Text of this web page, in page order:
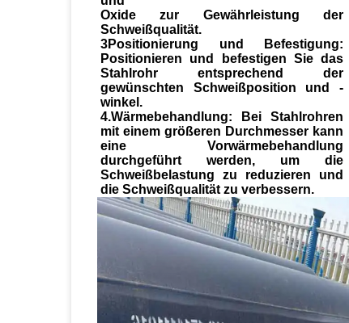
Oxide zur Gewährleistung der
Schweißqualität.
3Positionierung und Befestigung:
Positionieren und befestigen Sie das
Stahlrohr entsprechend der
gewünschten Schweißposition und -
winkel.
4.Wärmebehandlung: Bei Stahlrohren
mit einem größeren Durchmesser kann
eine Vorwärmebehandlung
durchgeführt werden, um die
Schweißbelastung zu reduzieren und
die Schweißqualität zu verbessern.